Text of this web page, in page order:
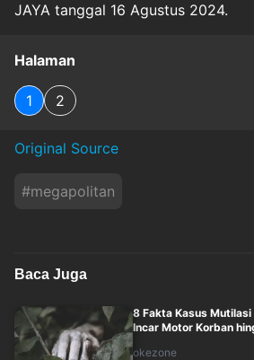
JAYA tanggal 16 Agustus 2024.
Halaman
1 2
Original Source
#megapolitan
Baca Juga
8 Fakta Kasus
Incar Motor Korban
okezone